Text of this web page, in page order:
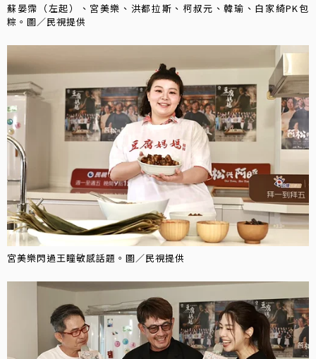
蘇晏霈（左起）、宮美樂、洪都拉斯、柯叔元、韓瑜、白家綺PK包
粽。圖／民視提供
宮美樂閃過王瞳敏感話題。圖／民視提供